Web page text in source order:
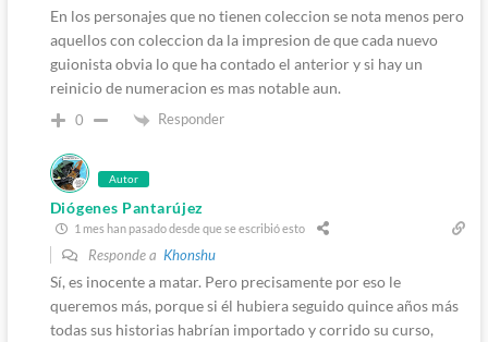
En los personajes que no tienen coleccion se nota menos pero
aquellos con coleccion da la impresion de que cada nuevo
guionista obvia lo que ha contado el anterior y si hay un
reinicio de numeracion es mas notable aun.
0 Responder
Autor
Diógenes Pantarújez
1 mes han pasado desde que se escribió esto
Responde a Khonshu
Sí, es inocente a matar. Pero precisamente por eso le
queremos más, porque si él hubiera seguido quince años más
todas sus historias habrían importado y corrido su curso,